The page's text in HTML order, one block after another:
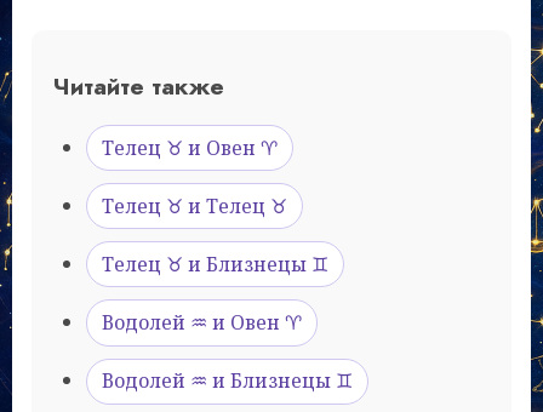
Читайте также
Телец ♉ и Овен ♈
Телец ♉ и Телец ♉
Телец ♉ и Близнецы ♊
Водолей ♒ и Овен ♈
Водолей ♒ и Близнецы ♊